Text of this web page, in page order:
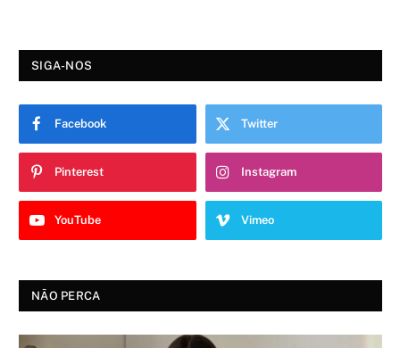
SIGA-NOS
Facebook Twitter
Pinterest Instagram
YouTube Vimeo
NÃO PERCA